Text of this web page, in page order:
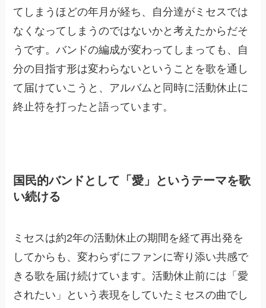
てしまうほどの年月が経ち、自分達がミセスでは
なくなってしまうのではないかと考えたからだそ
うです。バンドの編成が変わってしまっても、自
分の目指す形は変わらないということを歌を通し
て届けていこうと、アルバムと同時に活動休止に
終止符を打ったと語っています。
国民的バンドとして「愛」というテーマを歌
い続ける
ミセスは約2年の活動休止の期間を経て再出発を
してからも、変わらずにファンに寄り添い共感で
きる歌を届け続けています。活動休止前には「愛
されたい」という表現をしていたミセスの曲でし